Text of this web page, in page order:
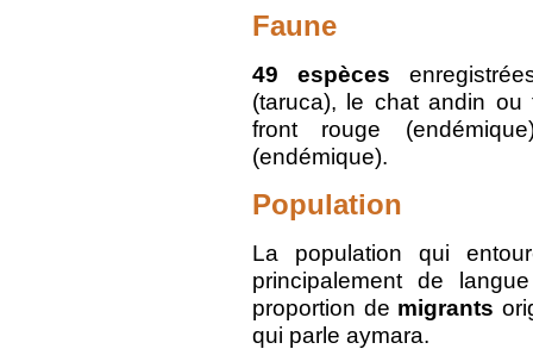
Faune
49 espèces
(taruca), le chat andin
front rouge
(endémique).
Population
La population qui
principalement de
proportion de migrants
qui parle aymara.